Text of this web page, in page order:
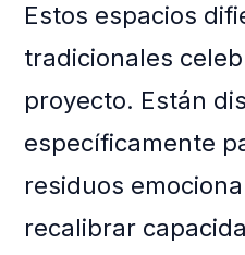
Estos espacios
tradicionales
proyecto. Están
específicamente
residuos
recalibrar